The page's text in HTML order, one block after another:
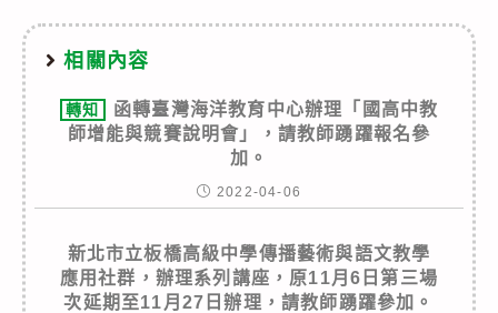
相關內容
轉知
函轉臺灣海洋教育中心辦理「國高中教
師增能與競賽說明會」，請教師踴躍報名參
加。
2022-04-06
新北市立板橋高級中學傳播藝術與語文教學
應用社群，辦理系列講座，原11月6日第三場
次延期至11月27日辦理，請教師踴躍參加。